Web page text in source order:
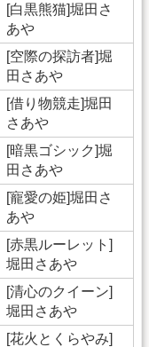
[白黒熊猫]堀田さ
あや
[空際の探訪者]堀
田さあや
[借り物競走]堀田
さあや
[暗黒ゴシック]堀
田さあや
[寵愛の姫]堀田さ
あや
[赤黒ルーレット]
堀田さあや
[清心のクイーン]
堀田さあや
[花火とくらやみ]